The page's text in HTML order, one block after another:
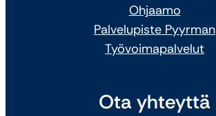
Ohjaamo
Palvelupiste Pyyrman
Työvoimapalvelut
Ota yhteyttä